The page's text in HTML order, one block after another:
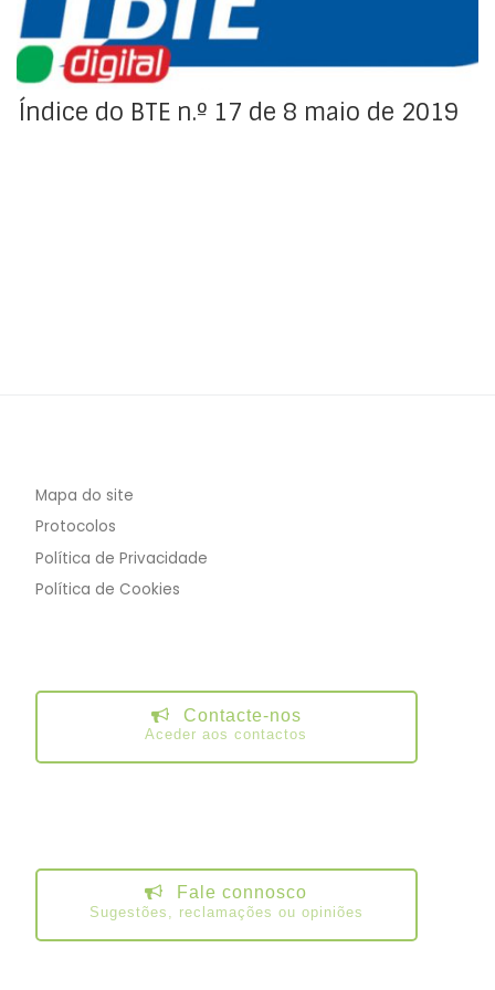
Índice do BTE n.º 17 de 8 maio de 2019
Mapa do site
Protocolos
Política de Privacidade
Política de Cookies
Contacte-nos
Aceder aos contactos
Fale connosco
Sugestões, reclamações ou opiniões